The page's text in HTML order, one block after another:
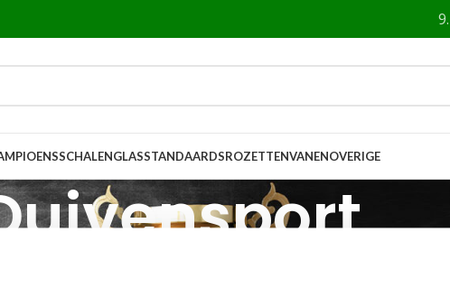
GLASSTANDAARDSROZETTENVANENOVERIGE